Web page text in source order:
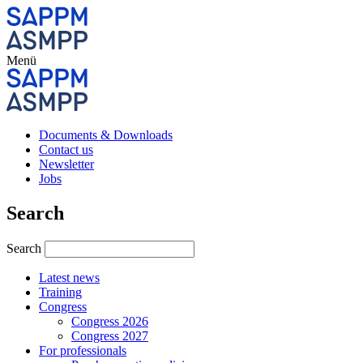
Menü
Documents & Downloads
Contact us
Newsletter
Jobs
Search
Search
Latest news
Training
Congress
Congress 2026
Congress 2027
For professionals